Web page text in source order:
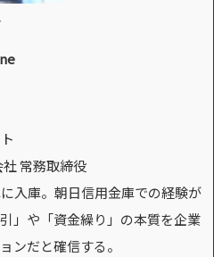
常務取締役
入庫。朝日信用金庫での経験が
」や「資金繰り」の本質を企業
ンだと確信する。